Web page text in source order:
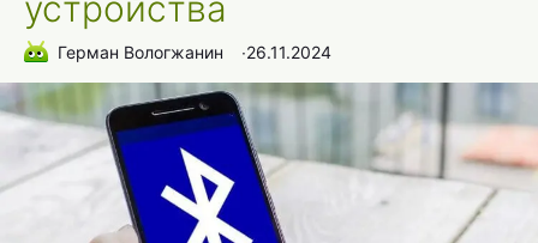
Герман Вологжанин ∙26.11.2024